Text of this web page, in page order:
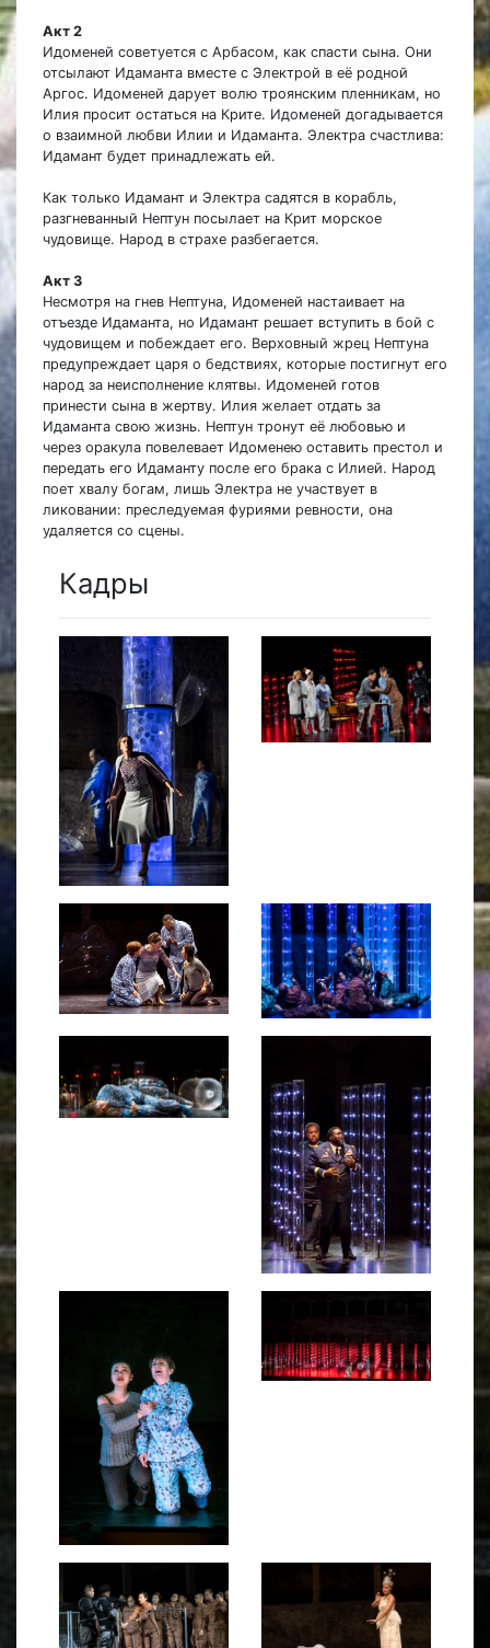
Акт 2
Идоменей советуется с Арбасом, как спасти сына. Они
отсылают Идаманта вместе с Электрой в её родной
Аргос. Идоменей дарует волю троянским пленникам, но
Илия просит остаться на Крите. Идоменей догадывается
о взаимной любви Илии и Идаманта. Электра счастлива:
Идамант будет принадлежать ей.
Как только Идамант и Электра садятся в корабль,
разгневанный Нептун посылает на Крит морское
чудовище. Народ в страхе разбегается.
Акт 3
Несмотря на гнев Нептуна, Идоменей настаивает на
отъезде Идаманта, но Идамант решает вступить в бой с
чудовищем и побеждает его. Верховный жрец Нептуна
предупреждает царя о бедствиях, которые постигнут его
народ за неисполнение клятвы. Идоменей готов
принести сына в жертву. Илия желает отдать за
Идаманта свою жизнь. Нептун тронут её любовью и
через оракула повелевает Идоменею оставить престол и
передать его Идаманту после его брака с Илией. Народ
поет хвалу богам, лишь Электра не участвует в
ликовании: преследуемая фуриями ревности, она
удаляется со сцены.
Кадры